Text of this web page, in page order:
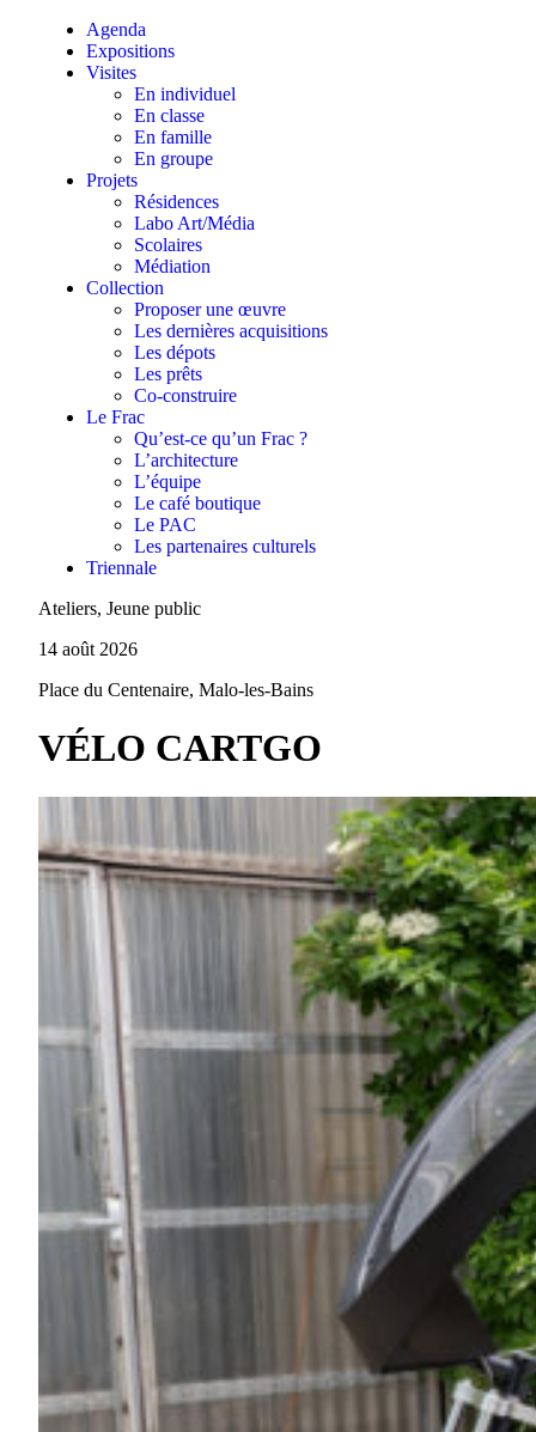
Agenda
Expositions
Visites
En individuel
En classe
En famille
En groupe
Projets
Résidences
Labo Art/Média
Scolaires
Médiation
Collection
Proposer une œuvre
Les dernières acquisitions
Les dépots
Les prêts
Co-construire
Le Frac
Qu’est-ce qu’un Frac ?
L’architecture
L’équipe
Le café boutique
Le PAC
Les partenaires culturels
Triennale
Ateliers, Jeune public
14 août 2026
Place du Centenaire, Malo-les-Bains
VÉLO CARTGO